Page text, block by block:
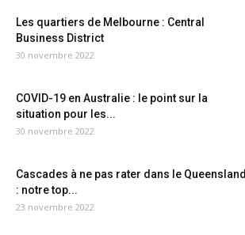
Les quartiers de Melbourne : Central
Business District
30 novembre 2022
COVID-19 en Australie : le point sur la
situation pour les...
30 novembre 2022
Cascades à ne pas rater dans le Queensland
: notre top...
23 novembre 2022